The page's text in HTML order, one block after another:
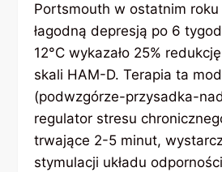
Portsmouth w ostatnim
łagodną depresją po 6
12°C wykazało 25%
skali HAM-D. Terapia ta
(podwzgórze-przysadka-
regulator stresu
trwające 2-5 minut,
stymulacji układu